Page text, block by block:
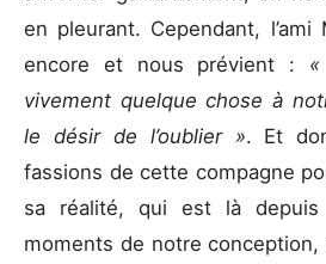
en pleurant. Cependant,
encore et nous prévient :
vivement quelque chose à
le désir de l’oublier ». Et
fassions de cette compagne
sa réalité, qui est là
moments de notre conception,